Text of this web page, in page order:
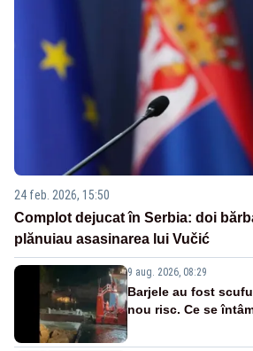
24 feb. 2026, 15:50
Complot dejucat în Serbia: doi
plănuiau asasinarea lui Vučić
9 aug. 2026, 08:29
Barjele au fost
nou risc. Ce se